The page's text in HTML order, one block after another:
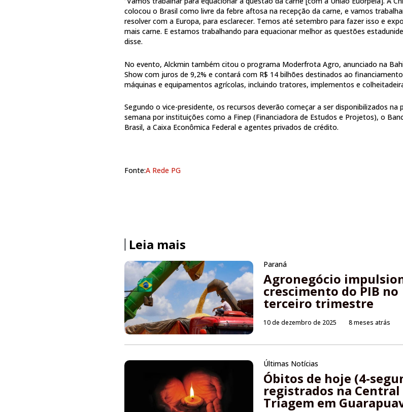
colocou o Brasil como livre da febre aftosa na recepção da carne, e vamos
resolver com a Europa, para esclarecer. Temos até setembro para fazer isso e
mais carne. E estamos trabalhando para equacionar melhor as questões
disse.
No evento, Alckmin também citou o programa Moderfrota Agro, anunciado na
Show com juros de 9,2% e contará com R$ 14 bilhões destinados ao
máquinas e equipamentos agrícolas, incluindo tratores, implementos e
Segundo o vice-presidente, os recursos deverão começar a ser disponibilizados na
semana por instituições como a Finep (Financiadora de Estudos e Projetos), o
Brasil, a Caixa Econômica Federal e agentes privados de crédito.
Fonte:A Rede PG
Leia mais
Paraná
Agronegócio
crescimento do PIB no
terceiro trimestre
10 de dezembro de 2025 8 meses atrás
Últimas Notícias
Óbitos de hoje (4-
registrados na Central
Triagem em